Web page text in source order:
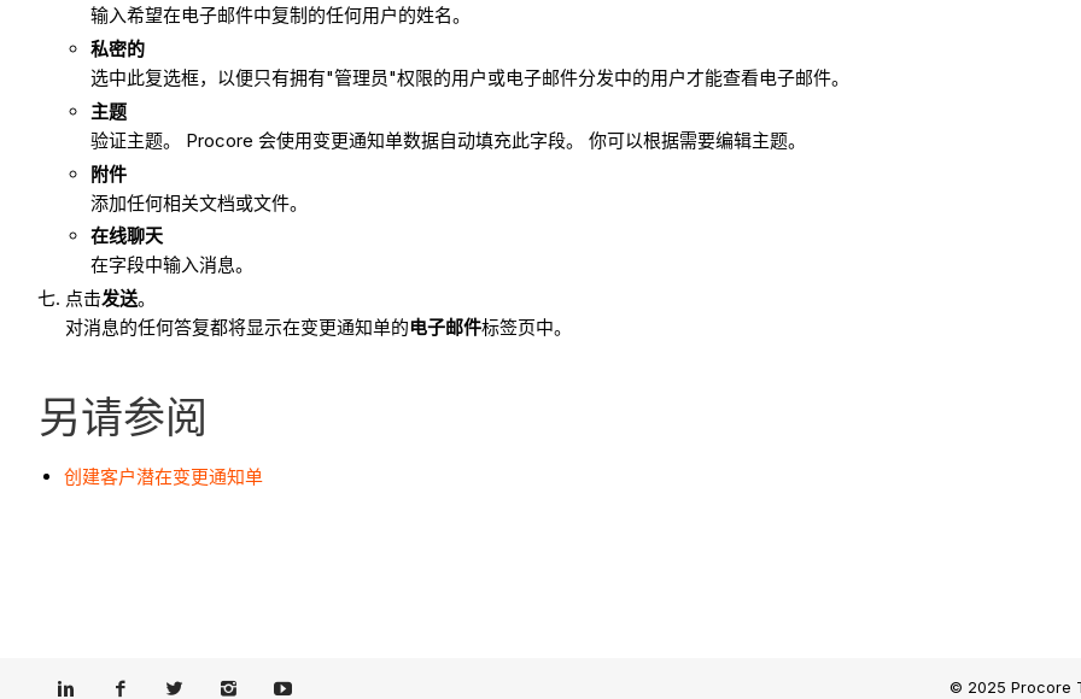
输入希望在电子邮件中复制的任何用户的姓名。
私密的
选中此复选框，以便只有拥有"管理员"权限的用户或电子邮件分发中的用户才能查看电子邮件。
主题
验证主题。 Procore 会使用变更通知单数据自动填充此字段。 你可以根据需要编辑主题。
附件
添加任何相关文档或文件。
在线聊天
在字段中输入消息。
点击发送。
对消息的任何答复都将显示在变更通知单的电子邮件标签页中。
另请参阅
创建客户潜在变更通知单
© 2025 Procore